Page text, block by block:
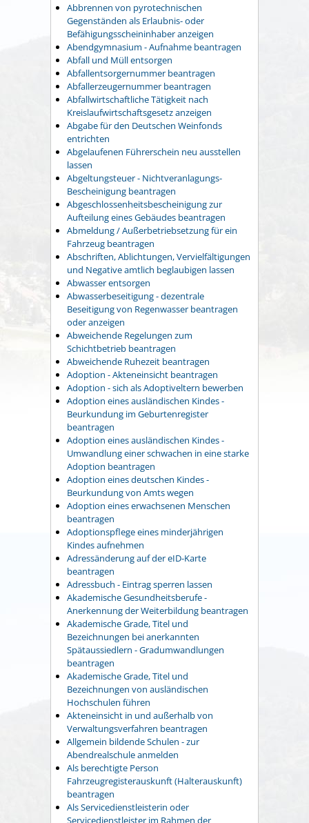
Abbrennen von pyrotechnischen
Gegenständen als Erlaubnis- oder
Befähigungsscheininhaber anzeigen
Abendgymnasium - Aufnahme beantragen
Abfall und Müll entsorgen
Abfallentsorgernummer beantragen
Abfallerzeugernummer beantragen
Abfallwirtschaftliche Tätigkeit nach
Kreislaufwirtschaftsgesetz anzeigen
Abgabe für den Deutschen Weinfonds
entrichten
Abgelaufenen Führerschein neu ausstellen
lassen
Abgeltungsteuer - Nichtveranlagungs-
Bescheinigung beantragen
Abgeschlossenheitsbescheinigung zur
Aufteilung eines Gebäudes beantragen
Abmeldung / Außerbetriebsetzung für ein
Fahrzeug beantragen
Abschriften, Ablichtungen, Vervielfältigungen
und Negative amtlich beglaubigen lassen
Abwasser entsorgen
Abwasserbeseitigung - dezentrale
Beseitigung von Regenwasser beantragen
oder anzeigen
Abweichende Regelungen zum
Schichtbetrieb beantragen
Abweichende Ruhezeit beantragen
Adoption - Akteneinsicht beantragen
Adoption - sich als Adoptiveltern bewerben
Adoption eines ausländischen Kindes -
Beurkundung im Geburtenregister
beantragen
Adoption eines ausländischen Kindes -
Umwandlung einer schwachen in eine starke
Adoption beantragen
Adoption eines deutschen Kindes -
Beurkundung von Amts wegen
Adoption eines erwachsenen Menschen
beantragen
Adoptionspflege eines minderjährigen
Kindes aufnehmen
Adressänderung auf der eID-Karte
beantragen
Adressbuch - Eintrag sperren lassen
Akademische Gesundheitsberufe -
Anerkennung der Weiterbildung beantragen
Akademische Grade, Titel und
Bezeichnungen bei anerkannten
Spätaussiedlern - Gradumwandlungen
beantragen
Akademische Grade, Titel und
Bezeichnungen von ausländischen
Hochschulen führen
Akteneinsicht in und außerhalb von
Verwaltungsverfahren beantragen
Allgemein bildende Schulen - zur
Abendrealschule anmelden
Als berechtigte Person
Fahrzeugregisterauskunft (Halterauskunft)
beantragen
Als Servicedienstleisterin oder
Servicedienstleister im Rahmen der